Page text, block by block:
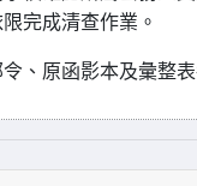
完成清查作業。
、原函影本及彙整